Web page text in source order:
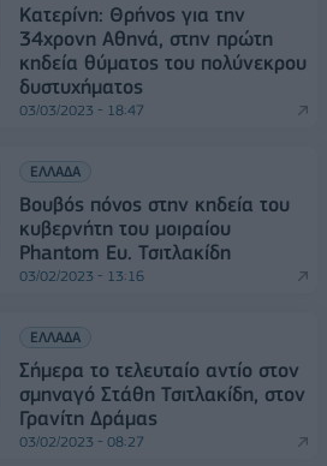
Κατερίνη: Θρήνος για την
34χρονη Αθηνά, στην πρώτη
κηδεία θύματος του πολύνεκρου
δυστυχήματος
03/03/2023 - 18:47
ΕΛΛΑΔΑ
Βουβός πόνος στην κηδεία του
κυβερνήτη του μοιραίου
Phantom Ευ. Τσιτλακίδη
03/02/2023 - 13:16
ΕΛΛΑΔΑ
Σήμερα το τελευταίο αντίο στον
σμηναγό Στάθη Τσιτλακίδη, στον
Γρανίτη Δράμας
03/02/2023 - 08:27